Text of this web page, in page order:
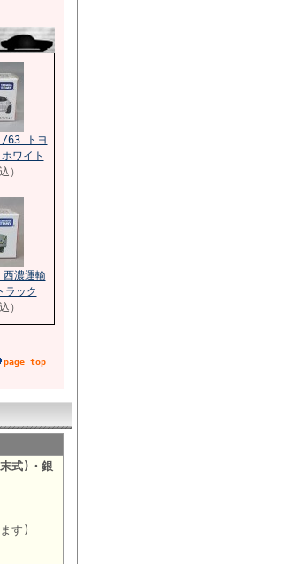
63 トヨ
ワイト
）
濃運輸
ラック
）
page top
式)・銀
す)